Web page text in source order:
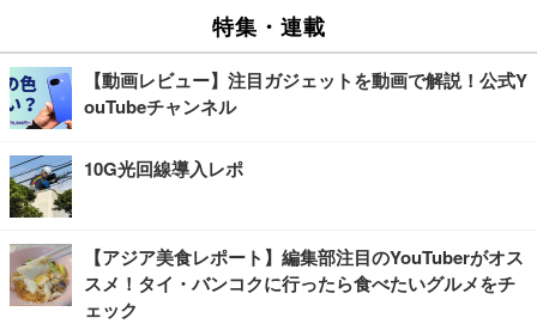
特集・連載
【動画レビュー】注目ガジェットを動画で解説！公式Y
ouTubeチャンネル
10G光回線導入レポ
【アジア美食レポート】編集部注目のYouTuberがオス
スメ！タイ・バンコクに行ったら食べたいグルメをチ
ェック